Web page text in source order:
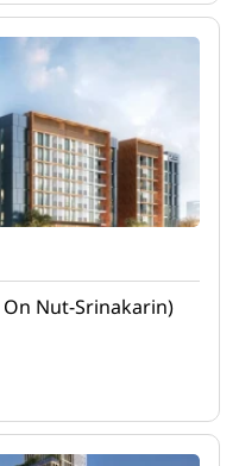
On Nut-Srinakarin)